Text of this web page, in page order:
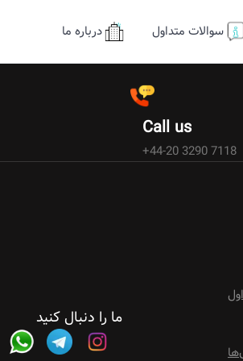
درباره ما سوالات متداول
Call us
+44-20 3290 7118
ما را دنبال کنید